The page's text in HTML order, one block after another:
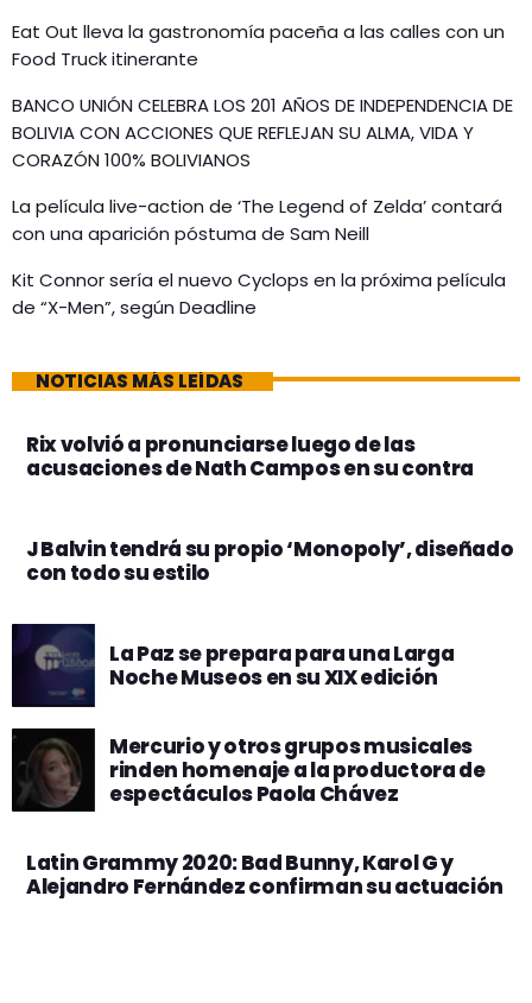
Eat Out lleva la gastronomía paceña a las calles con un
Food Truck itinerante
BANCO UNIÓN CELEBRA LOS 201 AÑOS DE INDEPENDENCIA DE
BOLIVIA CON ACCIONES QUE REFLEJAN SU ALMA, VIDA Y
CORAZÓN 100% BOLIVIANOS
La película live-action de ‘The Legend of Zelda’ contará
con una aparición póstuma de Sam Neill
Kit Connor sería el nuevo Cyclops en la próxima película
de “X-Men”, según Deadline
NOTICIAS MÁS LEÍDAS
Rix volvió a pronunciarse luego de las
acusaciones de Nath Campos en su contra
J Balvin tendrá su propio ‘Monopoly’, diseñado
con todo su estilo ​
La Paz se prepara para una Larga
Noche Museos en su XIX edición
Mercurio y otros grupos musicales
rinden homenaje a la productora de
espectáculos Paola Chávez
Latin Grammy 2020: Bad Bunny, Karol G y
Alejandro Fernández confirman su actuación